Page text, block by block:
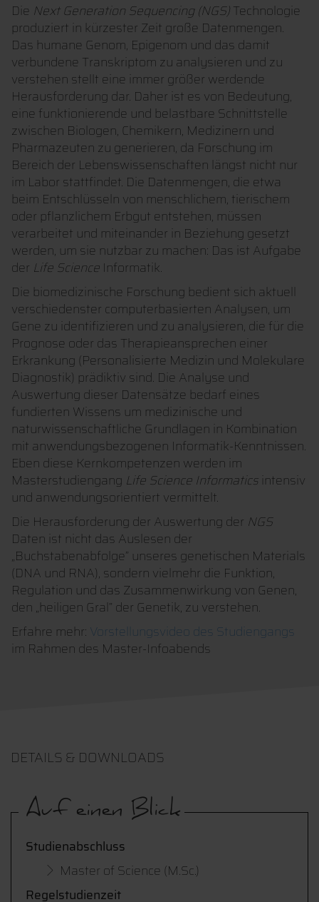
Die Next Generation Sequencing (NGS)Technologie
produziert in kürzester Zeit große Datenmengen.
Das humane Genom, Epigenom und das damit
verbundene Transkriptom zu analysieren und zu
verstehen stellt eine immer größer werdende
Herausforderung dar. Daher ist es von Bedeutung,
eine funktionierende und belastbare Schnittstelle
zwischen Biologen, Chemikern, Medizinern und
Pharmazeuten zu generieren, da Forschung im
Bereich der Lebenswissenschaften längst nicht nur
im Labor stattfindet. Die Datenmengen, die etwa
beim Entschlüsseln von menschlichem, tierischem
oder pflanzlichem Erbgut entstehen, müssen
verarbeitet und miteinander in Beziehung gesetzt
werden, um sie nutzbar zu machen: Das ist Aufgabe
der Life Science Informatik.
Die biomedizinische Forschung bedient sich aktuell
verschiedenster computerbasierten Analysen, um
Gene zu identifizieren und zu analysieren, die für die
Prognose oder das Therapieansprechen einer
Erkrankung (Personalisierte Medizin und Molekulare
Diagnostik) prädiktiv sind. Die Analyse und
Auswertung dieser Datensätze bedarf eines
fundierten Wissens um medizinische und
naturwissenschaftliche Grundlagen in Kombination
mit anwendungsbezogenen Informatik-Kenntnissen.
Eben diese Kernkompetenzen werden im
Masterstudiengang Life Science Informatics intensiv
und anwendungsorientiert vermittelt.
Die Herausforderung der Auswertung der NGS
Daten ist nicht das Auslesen der
„Buchstabenabfolge” unseres genetischen Materials
(DNA und RNA), sondern vielmehr die Funktion,
Regulation und das Zusammenwirkung von Genen,
den „heiligen Gral” der Genetik, zu verstehen.
Erfahre mehr: Vorstellungsvideo des Studiengangs
im Rahmen des Master-Infoabends
DETAILS & DOWNLOADS
Auf einen Blick
Studienabschluss
Master of Science (M.Sc.)
Regelstudienzeit